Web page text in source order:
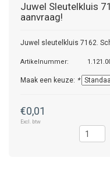
Juwel Sleutelkluis
aanvraag!
Juwel sleutelkluis 7162.
Artikelnummer:
Maak een keuze: *
€0,01
Excl. btw